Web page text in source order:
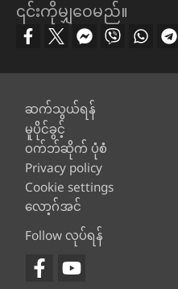
၎င်းကိုမျှဝေမည်။
Footer
ဆက်သွယ်ရန်
မူပိုင်ခွင့်
ဝက်ဘ်ဆိုက် ပုံစံ
Privacy policy
Cookie settings
လော့ဂ်အင်
Follow လုပ်ရန်